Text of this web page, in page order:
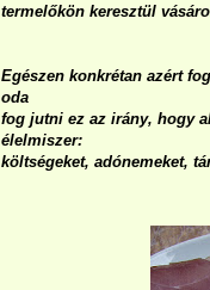
termelőkön keresztül
Egészen konkrétan azért
oda
fog jutni ez az irány, hogy
élelmiszer:
költségeket, adónemeket,